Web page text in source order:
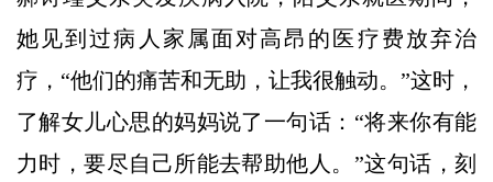
她见到过病人家属面对高昂的医疗费放弃治
疗，“他们的痛苦和无助，让我很触动。”这时，
了解女儿心思的妈妈说了一句话：“将来你有能
力时，要尽自己所能去帮助他人。”这句话，刻